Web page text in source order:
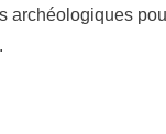
archéologiques